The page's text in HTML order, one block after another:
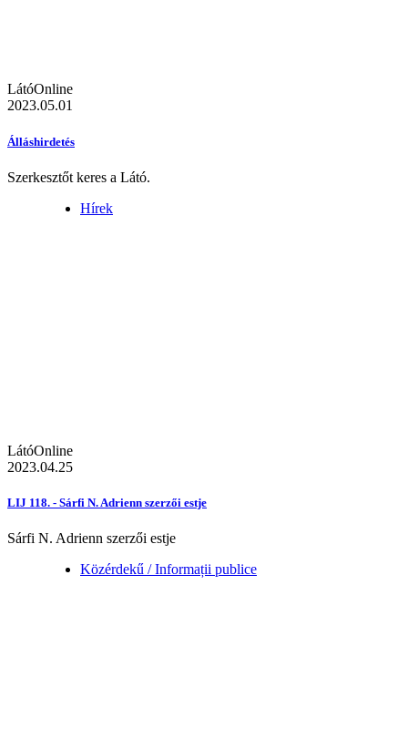
LátóOnline
2023.05.01
Álláshirdetés
Szerkesztőt keres a Látó.
Hírek
LátóOnline
2023.04.25
LIJ 118. - Sárfi N. Adrienn szerzői estje
Sárfi N. Adrienn szerzői estje
Közérdekű / Informații publice